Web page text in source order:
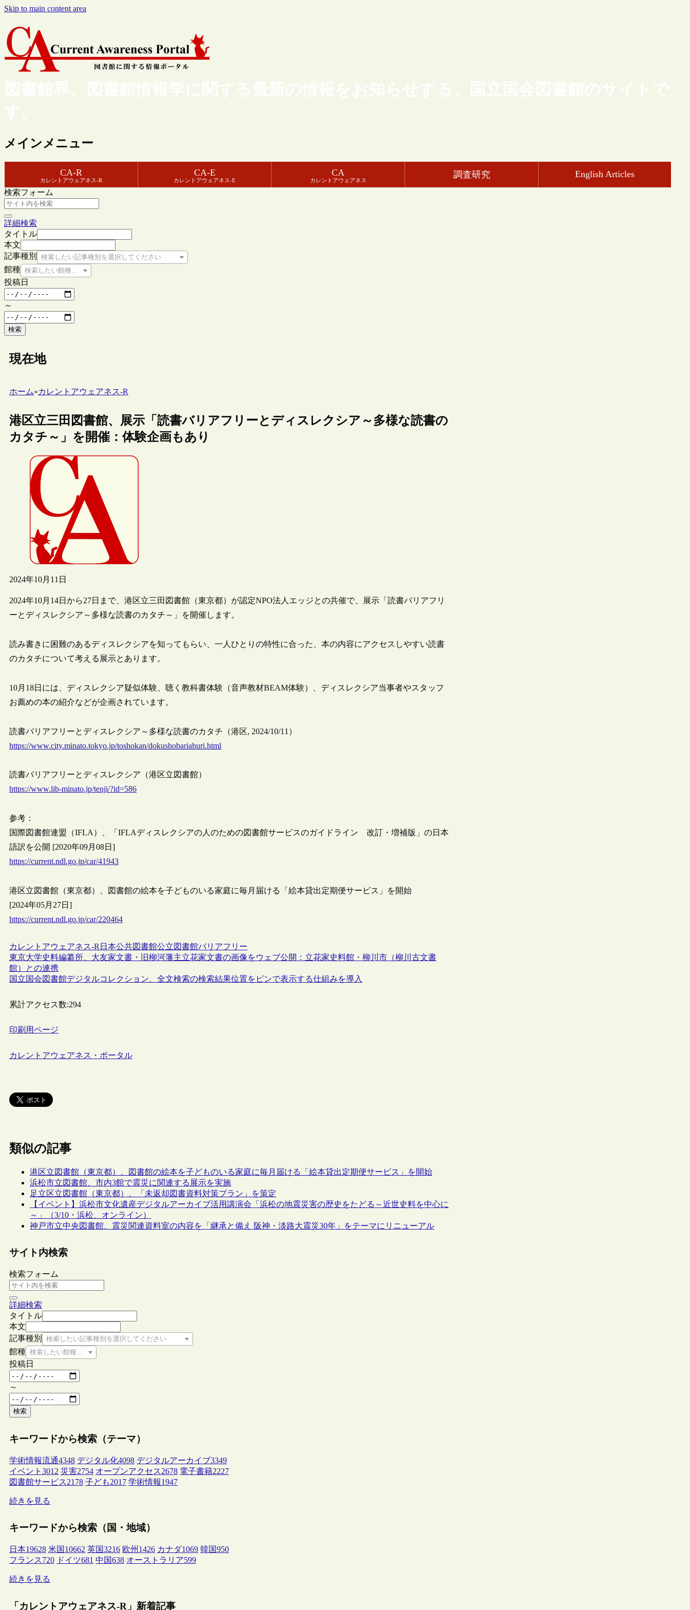
Skip to main content area
図書館界、図書館情報学に関する最新の情報をお知らせする、国立国会図書館のサイトで
す。
メインメニュー
CA-R
カレントアウェアネス-R
CA-E
カレントアウェアネス-E
CA
カレントアウェアネス
調査研究 English Articles
検索フォーム
詳細検索
タイトル
本文
記事種別
検索したい記事種別を選択してください
館種 検索したい館種を選択してください
投稿日
～
検索
現在地
ホーム»カレントアウェアネス-R
港区立三田図書館、展示「読書バリアフリーとディスレクシア～多様な読書の
カタチ～」を開催：体験企画もあり
2024年10月11日
2024年10月14日から27日まで、港区立三田図書館（東京都）が認定NPO法人エッジとの共催で、展示「読書バリアフリ
ーとディスレクシア～多様な読書のカタチ～」を開催します。
読み書きに困難のあるディスレクシアを知ってもらい、一人ひとりの特性に合った、本の内容にアクセスしやすい読書
のカタチについて考える展示とあります。
10月18日には、ディスレクシア疑似体験、聴く教科書体験（音声教材BEAM体験）、ディスレクシア当事者やスタッフ
お薦めの本の紹介などが企画されています。
読書バリアフリーとディスレクシア～多様な読書のカタチ（港区, 2024/10/11）
https://www.city.minato.tokyo.jp/toshokan/dokushobariahuri.html
読書バリアフリーとディスレクシア（港区立図書館）
https://www.lib-minato.jp/tenji/?id=586
参考：
国際図書館連盟（IFLA）、「IFLAディスレクシアの人のための図書館サービスのガイドライン 改訂・増補版」の日本
語訳を公開 [2020年09月08日]
https://current.ndl.go.jp/car/41943
港区立図書館（東京都）、図書館の絵本を子どものいる家庭に毎月届ける「絵本貸出定期便サービス」を開始
[2024年05月27日]
https://current.ndl.go.jp/car/220464
カレントアウェアネス-R 日本公共図書館公立図書館バリアフリー
東京大学史料編纂所、大友家文書・旧柳河藩主立花家文書の画像をウェブ公開：立花家史料館・柳川市（柳川古文書
館）との連携
国立国会図書館デジタルコレクション、全文検索の検索結果位置をピンで表示する仕組みを導入
累計アクセス数:294
印刷用ページ
カレントアウェアネス・ポータル
類似の記事
港区立図書館（東京都）、図書館の絵本を子どものいる家庭に毎月届ける「絵本貸出定期便サービス」を開始
浜松市立図書館、市内3館で震災に関連する展示を実施
足立区立図書館（東京都）、「未返却図書資料対策プラン」を策定
【イベント】浜松市文化遺産デジタルアーカイブ活用講演会「浜松の地震災害の歴史をたどる～近世史料を中心に
～」（3/10・浜松、オンライン）
神戸市立中央図書館、震災関連資料室の内容を「継承と備え 阪神・淡路大震災30年」をテーマにリニューアル
サイト内検索
検索フォーム
詳細検索
タイトル
本文
記事種別
検索したい記事種別を選択してください
館種 検索したい館種を選択してください
投稿日
～
検索
キーワードから検索（テーマ）
学術情報流通4348 デジタル化4098 デジタルアーカイブ3349
イベント 3012 災害2754 オープンアクセス2678 電子書籍2227
図書館サービス2178 子ども2017 学術情報1947
続きを見る
キーワードから検索（国・地域）
日本19628 米国 10662 英国3216 欧州 1426 カナダ1069 韓国950
フランス720 ドイツ681 中国638 オーストラリア599
続きを見る
「カレントアウェアネス-R」新着記事